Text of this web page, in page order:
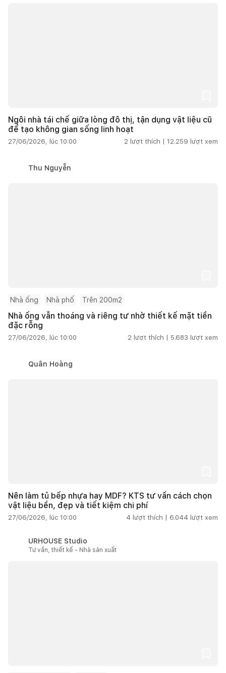
Ngôi nhà tái chế giữa lòng đô thị, tận dụng vật liệu cũ
để tạo không gian sống linh hoạt
27/06/2026, lúc 10:00 2 lượt thích | 12.259 lượt xem
Thu Nguyễn
Nhà ống Nhà phố Trên 200m2
Nhà ống vẫn thoáng và riêng tư nhờ thiết kế mặt tiền
đặc rỗng
27/06/2026, lúc 10:00 2 lượt thích | 5.683 lượt xem
Quân Hoàng
Nên làm tủ bếp nhựa hay MDF? KTS tư vấn cách chọn
vật liệu bền, đẹp và tiết kiệm chi phí
27/06/2026, lúc 10:00 4 lượt thích | 6.044 lượt xem
URHOUSE Studio
Tư vấn, thiết kế - Nhà sản xuất